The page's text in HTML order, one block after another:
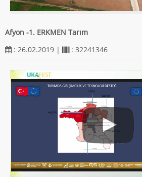
Afyon -1. ERKMEN Tarım
: 26.02.2019 |
: 32241346